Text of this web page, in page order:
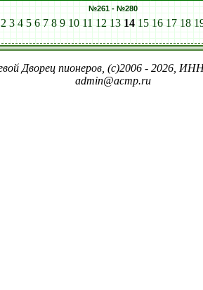
№261 - №280
2 3 4 5 6 7 8 9 10 11 12 13 14 15 16 17 18
Дворец пионеров, (c)2006 - 2026,
admin@acmp.ru